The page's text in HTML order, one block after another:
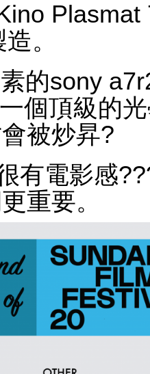
。
的sony
個頂級的
被炒昇?
有電影感
重要。